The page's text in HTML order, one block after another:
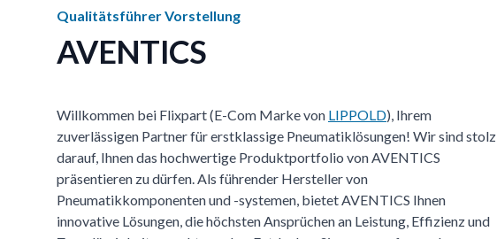
Qualitätsführer Vorstellung
AVENTICS
Willkommen bei Flixpart (E-Com Marke von LIPPOLD), Ihrem
zuverlässigen Partner für erstklassige Pneumatiklösungen! Wir sind stolz
darauf, Ihnen das hochwertige Produktportfolio von AVENTICS
präsentieren zu dürfen. Als führender Hersteller von
Pneumatikkomponenten und -systemen, bietet AVENTICS Ihnen
innovative Lösungen, die höchsten Ansprüchen an Leistung, Effizienz und